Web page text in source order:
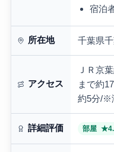
宿泊
所在地 千葉県
アクセス
ＪＲ京
まで約
約5分/※
詳細評価 部屋